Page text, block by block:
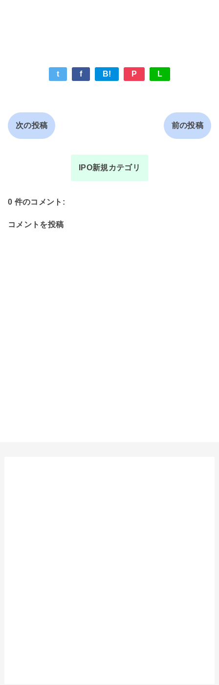
t f B! P L
次の投稿 前の投稿
IPO新規カテゴリ
0 件のコメント:
コメントを投稿